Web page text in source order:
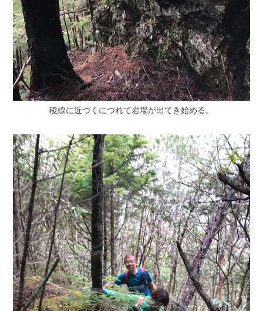
稜線に近づくにつれて岩場が出てき始める。